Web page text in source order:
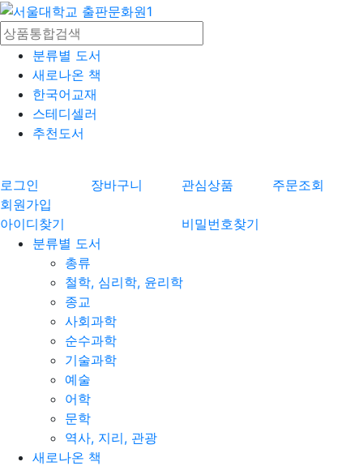
분류별 도서
새로나온 책
한국어교재
스테디셀러
추천도서
로그인 장바구니 관심상품
주문조회
회원가입
아이디찾기
비밀번호찾기
분류별 도서
총류
철학, 심리학, 윤리학
종교
사회과학
순수과학
기술과학
예술
어학
문학
역사, 지리, 관광
새로나온 책